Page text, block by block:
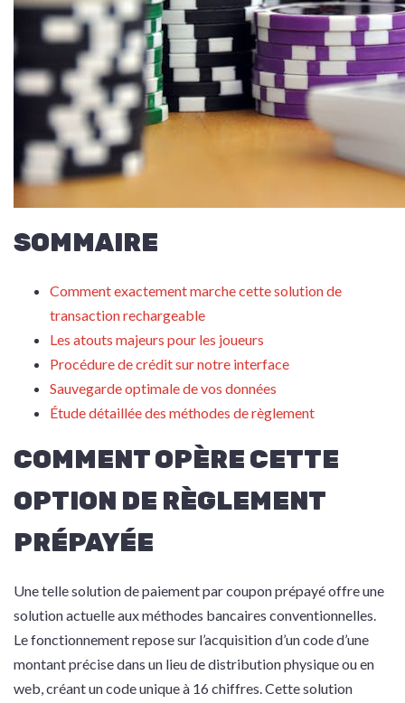
SOMMAIRE
Comment exactement marche cette solution de
transaction rechargeable
Les atouts majeurs pour les joueurs
Procédure de crédit sur notre interface
Sauvegarde optimale de vos données
Étude détaillée des méthodes de règlement
COMMENT OPÈRE CETTE
OPTION DE RÈGLEMENT
PRÉPAYÉE
Une telle solution de paiement par coupon prépayé offre une
solution actuelle aux méthodes bancaires conventionnelles.
Le fonctionnement repose sur l’acquisition d’un code d’une
montant précise dans un lieu de distribution physique ou en
web, créant un code unique à 16 chiffres. Cette solution